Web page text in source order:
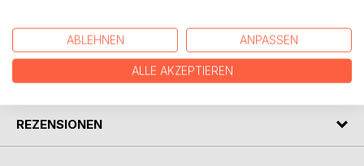
AUTOR/IN
PRESSESTIMMEN
REZENSIONEN
ABLEHNEN ANPASSEN
ALLE AKZEPTIEREN